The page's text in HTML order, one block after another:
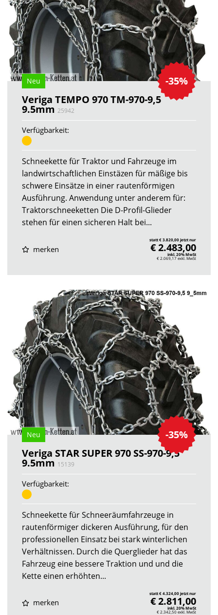
-35%
Neu
Veriga TEMPO 970 TM-970-9,5
9.5mm 25942
Verfügbarkeit:
Schneekette für Traktor und Fahrzeuge im
landwirtschaftlichen Einstäzen für mäßige bis
schwere Einsätze in einer rautenförmigen
Ausführung. Anwendung unter anderem für:
Traktorschneeketten Die D-Profil-Glieder
stehen für einen sicheren Halt bei...
merken
statt € 3.820,00 jetzt nur
€ 2.483,00
inkl. 20% MwSt
€ 2.069,17exkl. MwSt
-35%
Neu
Veriga STAR SUPER 970 SS-970-9,5
9.5mm 15139
Verfügbarkeit:
Schneekette für Schneeräumfahrzeuge in
rautenförmiger dickeren Ausführung, für den
professionellen Einsatz bei stark winterlichen
Verhältnissen. Durch die Querglieder hat das
Fahrzeug eine bessere Traktion und und die
Kette einen erhöhten...
merken
statt € 4.324,00 jetzt nur
€ 2.811,00
inkl. 20% MwSt
€ 2.342,50exkl. MwSt